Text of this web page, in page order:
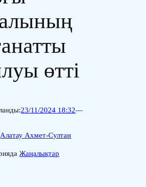
өтті
23/11/2024 18:32—
Алатау Ахмет-Султан
Жаңалықтар